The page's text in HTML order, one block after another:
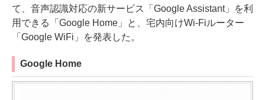
て、音声認識対応の新サービス「Google Assistant」を利
用できる「Google Home」と、宅内向けWi-Fiルーター
「Google WiFi」を発表した。
Google Home